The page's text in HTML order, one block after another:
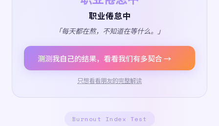
职业倦怠中
「每天都在熬，不知道在等什么。」
测测我自己的结果，看看我们有多契合 →
只想看看朋友的完整解读
Burnout Index Test